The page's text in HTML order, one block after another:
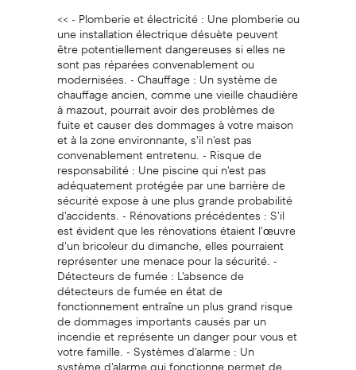
<< - Plomberie et électricité : Une plomberie ou
une installation électrique désuète peuvent
être potentiellement dangereuses si elles ne
sont pas réparées convenablement ou
modernisées. - Chauffage : Un système de
chauffage ancien, comme une vieille chaudière
à mazout, pourrait avoir des problèmes de
fuite et causer des dommages à votre maison
et à la zone environnante, s'il n'est pas
convenablement entretenu. - Risque de
responsabilité : Une piscine qui n'est pas
adéquatement protégée par une barrière de
sécurité expose à une plus grande probabilité
d'accidents. - Rénovations précédentes : S'il
est évident que les rénovations étaient l'œuvre
d'un bricoleur du dimanche, elles pourraient
représenter une menace pour la sécurité. -
Détecteurs de fumée : L'absence de
détecteurs de fumée en état de
fonctionnement entraîne un plus grand risque
de dommages importants causés par un
incendie et représente un danger pour vous et
votre famille. - Systèmes d'alarme : Un
système d'alarme qui fonctionne permet de